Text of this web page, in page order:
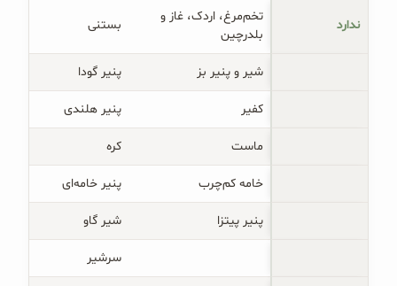
ندارد
تخم‌مرغ، اردک، غاز و
بلدرچین
بستنی
شیر و پنیر بز پنیر گودا
کفیر پنیر هلندی
ماست کره
خامه کم‌چرب پنیر خامه‌ای
پنیر پیتزا شیر گاو
سرشیر